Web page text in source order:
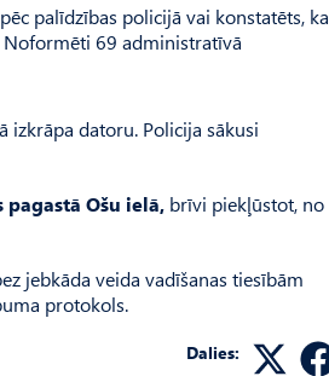
palīdzības policijā vai konstatēts, ka
Noformēti 69 administratīvā
izkrāpa datoru. Policija sākusi
Ošu ielā, brīvi piekļūstot, no
jebkāda veida vadīšanas tiesībām
protokols.
Dalies: